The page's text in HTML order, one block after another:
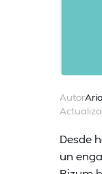
Autor
Desde
un